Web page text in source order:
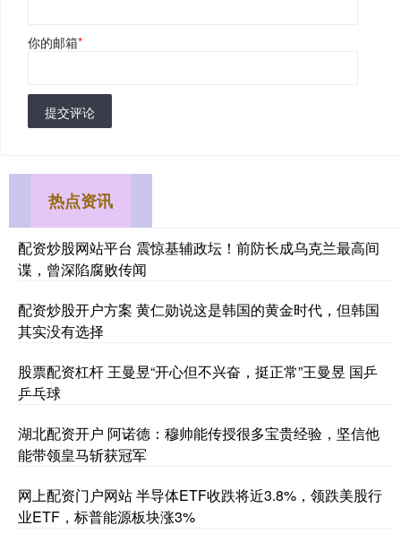
你的邮箱*
提交评论
热点资讯
配资炒股网站平台 震惊基辅政坛！前防长成乌克兰最高间
谍，曾深陷腐败传闻
配资炒股开户方案 黄仁勋说这是韩国的黄金时代，但韩国
其实没有选择
股票配资杠杆 王曼昱“开心但不兴奋，挺正常”王曼昱 国乒
乒乓球
湖北配资开户 阿诺德：穆帅能传授很多宝贵经验，坚信他
能带领皇马斩获冠军
网上配资门户网站 半导体ETF收跌将近3.8%，领跌美股行
业ETF，标普能源板块涨3%